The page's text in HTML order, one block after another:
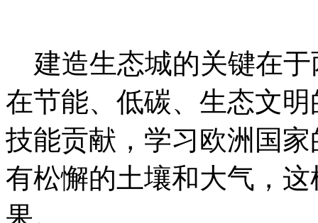
建造生态城的关键在于
在节能、低碳、生态文
技能贡献，学习欧洲国
有松懈的土壤和大气，
果。